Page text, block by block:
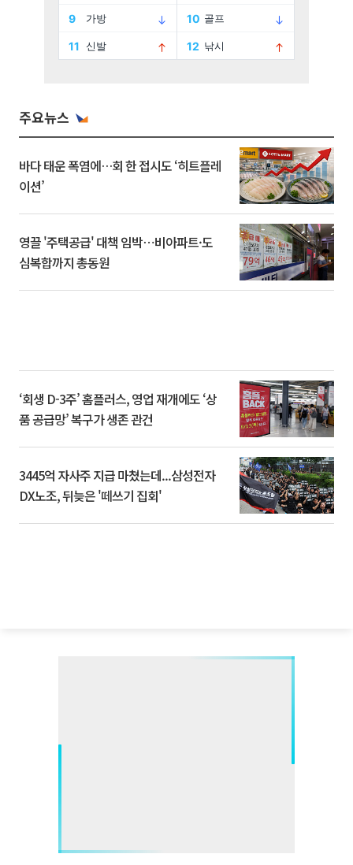
주요뉴스
바다 태운 폭염에…회 한 접시도 ‘히트플레
이션’
영끌 '주택공급' 대책 임박⋯비아파트·도
심복합까지 총동원
‘회생 D-3주’ 홈플러스, 영업 재개에도 ‘상
품 공급망’ 복구가 생존 관건
3445억 자사주 지급 마쳤는데...삼성전자
DX노조, 뒤늦은 '떼쓰기 집회'